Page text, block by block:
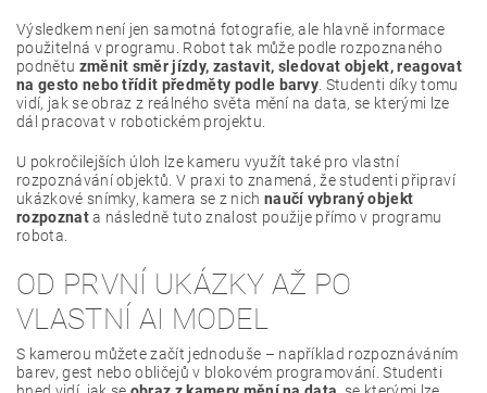
Výsledkem není jen samotná fotografie, ale hlavně informace
použitelná v programu. Robot tak může podle rozpoznaného
podnětu změnit směr jízdy, zastavit, sledovat objekt, reagovat
na gesto nebo třídit předměty podle barvy. Studenti díky tomu
vidí, jak se obraz z reálného světa mění na data, se kterými lze
dál pracovat v robotickém projektu.
U pokročilejších úloh lze kameru využít také pro vlastní
rozpoznávání objektů. V praxi to znamená, že studenti připraví
ukázkové snímky, kamera se z nich naučí vybraný objekt
rozpoznata následně tuto znalost použije přímo v programu
robota.
OD PRVNÍ UKÁZKY AŽ PO
VLASTNÍ AI MODEL
S kamerou můžete začít jednoduše – například rozpoznáváním
barev, gest nebo obličejů v blokovém programování. Studenti